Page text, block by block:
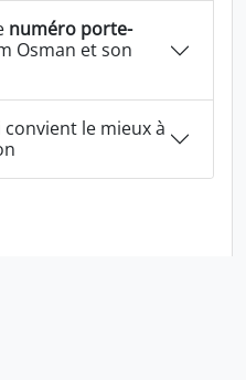
numéro porte-
Osman et son
convient le mieux à